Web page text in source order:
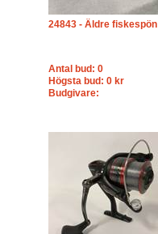
24843 - Äldre fiskespön
Antal bud: 0
Högsta bud: 0 kr
Budgivare: